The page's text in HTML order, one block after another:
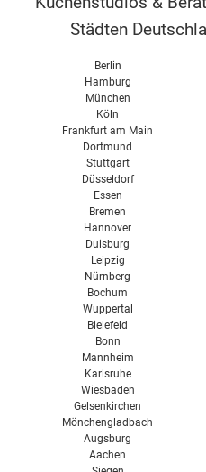
Küchenplaner von Alno
Küchenplaner von Nolte
Städten
Berlin
Hamburg
München
Köln
Frankfurt am Main
Dortmund
Stuttgart
Düsseldorf
Essen
Bremen
Hannover
Duisburg
Leipzig
Nürnberg
Bochum
Wuppertal
Bielefeld
Bonn
Mannheim
Karlsruhe
Wiesbaden
Gelsenkirchen
Mönchengladbach
Augsburg
Aachen